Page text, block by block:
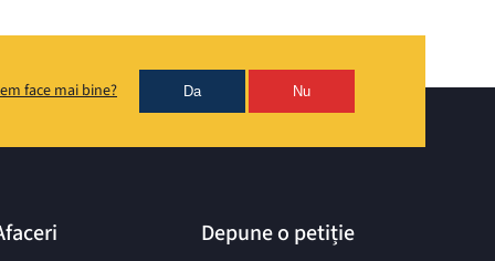
face mai bine? Da Nu
Depune o petiție